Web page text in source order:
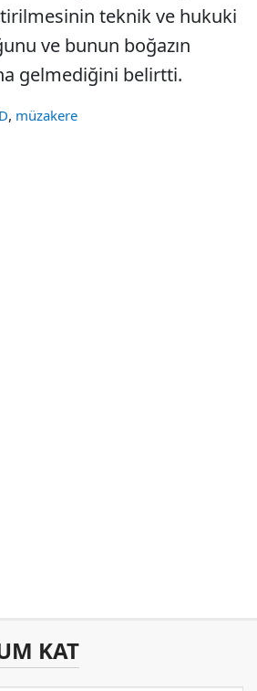
teknik ve hukuki
ve bunun boğazın
gelmediğini belirtti.
, müzakere
KAT